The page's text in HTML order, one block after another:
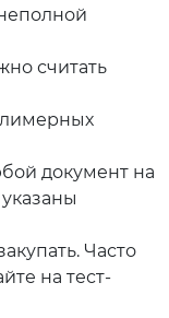
считать
документ на
Часто
на тест-